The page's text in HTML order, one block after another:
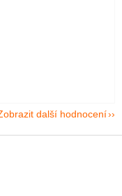
hvězdiček.
další hodnocení